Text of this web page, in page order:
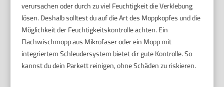
verursachen oder durch zu viel Feuchtigkeit die Verklebung
lösen. Deshalb solltest du auf die Art des Moppkopfes und die
Möglichkeit der Feuchtigkeitskontrolle achten. Ein
Flachwischmopp aus Mikrofaser oder ein Mopp mit
integriertem Schleudersystem bietet dir gute Kontrolle. So
kannst du dein Parkett reinigen, ohne Schäden zu riskieren.